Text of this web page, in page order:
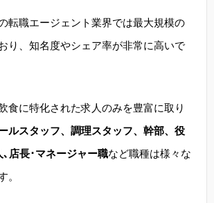
転職エージェント業界では最大規模の
り、知名度やシェア率が非常に高いで
食に特化された求人のみを豊富に取り
ルスタッフ、調理スタッフ、幹部、役
､店長･マネージャー職など職種は様々な
。